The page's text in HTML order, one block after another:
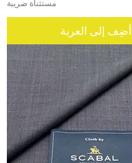
مستثناة ضريبة
أضِف إلى العربة